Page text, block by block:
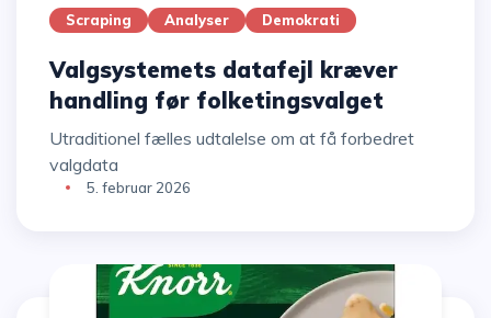
Scraping Analyser Demokrati
Valgsystemets datafejl kræver
handling før folketingsvalget
Utraditionel fælles udtalelse om at få forbedret
valgdata
5. februar 2026